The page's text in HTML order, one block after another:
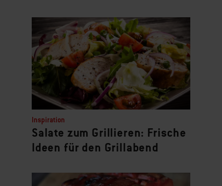
Inspiration
Salate zum Grillieren: Frische
Ideen für den Grillabend